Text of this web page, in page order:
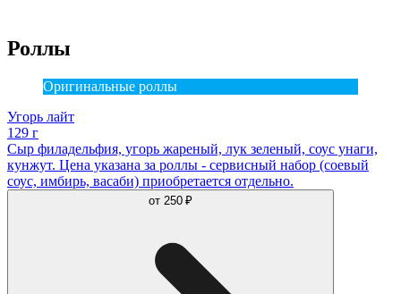
Роллы
Оригинальные роллы
Угорь лайт
129 г
Сыр филадельфия, угорь жареный, лук зеленый, соус унаги,
кунжут. Цена указана за роллы - сервисный набор (соевый
соус, имбирь, васаби) приобретается отдельно.
от 250 ₽